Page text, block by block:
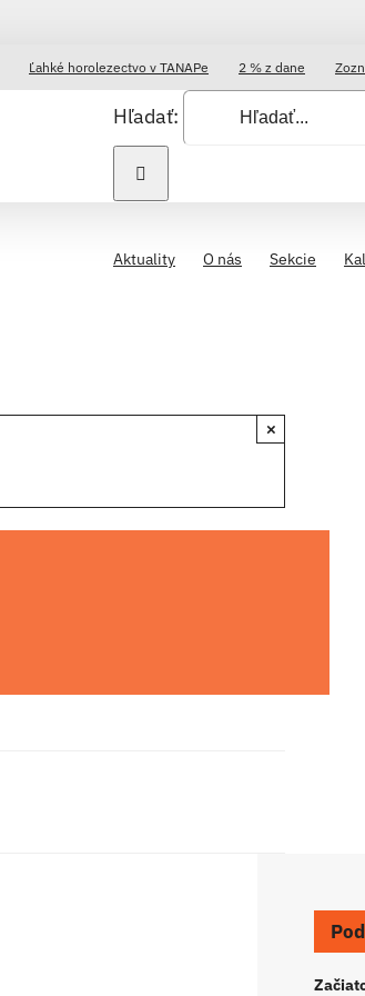
Ľahké horolezectvo v TANAPe 2 % z dane
Hľadať:
Aktuality O nás Sekcie
×